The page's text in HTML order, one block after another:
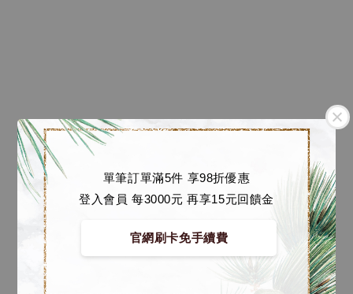
單筆訂單滿5件 享98折優惠
登入會員 每3000元 再享15元回饋金
官網刷卡免手續費
【預購】通靈王 GK 蒐藏
雕像 收藏級雕像001 麻
倉葉 [掠影Studio]
【預購】通靈王 GK 蒐藏
雕像 情懷系列05彈 葉王
[Dreammaker studio]